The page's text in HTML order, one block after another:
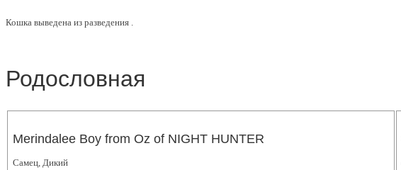
Кошка выведена из разведения .
Родословная
Merindalee Boy from Oz of NIGHT HUNTER
Самец, Дикий